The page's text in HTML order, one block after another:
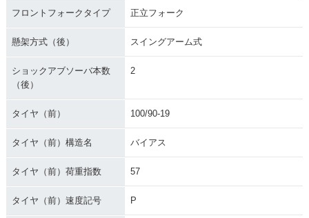
フロントフォークタイプ 正立フォーク
懸架方式（後） スイングアーム式
ショックアブソーバ本数
（後）
2
タイヤ（前） 100/90-19
タイヤ（前）構造名 バイアス
タイヤ（前）荷重指数 57
タイヤ（前）速度記号 P